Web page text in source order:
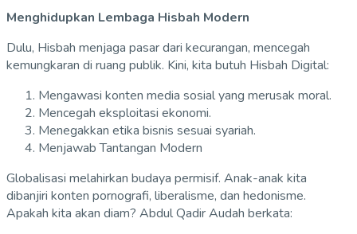
Menghidupkan Lembaga Hisbah Modern
Dulu, Hisbah menjaga pasar dari kecurangan, mencegah
kemungkaran di ruang publik. Kini, kita butuh Hisbah Digital:
Mengawasi konten media sosial yang merusak moral.
Mencegah eksploitasi ekonomi.
Menegakkan etika bisnis sesuai syariah.
Menjawab Tantangan Modern
Globalisasi melahirkan budaya permisif. Anak-anak kita
dibanjiri konten pornografi, liberalisme, dan hedonisme.
Apakah kita akan diam? Abdul Qadir Audah berkata: